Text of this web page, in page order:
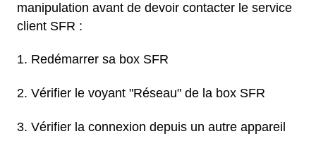
manipulation avant de devoir contacter le service
client SFR :
Redémarrer sa box SFR
Vérifier le voyant "Réseau" de la box SFR
Vérifier la connexion depuis un autre appareil